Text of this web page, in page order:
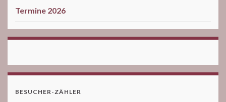
Termine 2026
BESUCHER-ZÄHLER